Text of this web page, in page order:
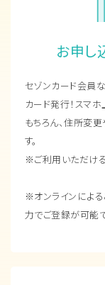
お申し
セゾンカード会員
カード発行！スマ
もちろん、住所変
す。
※ご利用いただけ
※オンラインによ
力でご登録が可能で